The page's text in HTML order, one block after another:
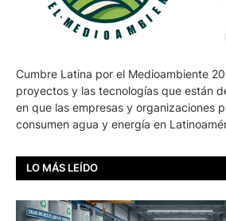
Cumbre Latina por el Medioambiente
proyectos y las tecnologías que están
en que las empresas y organizaciones
consumen agua y energía en
LO MÁS LEÍDO